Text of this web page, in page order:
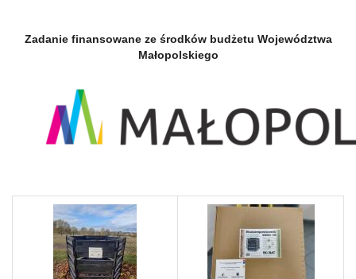
Zadanie finansowane ze środków budżetu Województwa
Małopolskiego